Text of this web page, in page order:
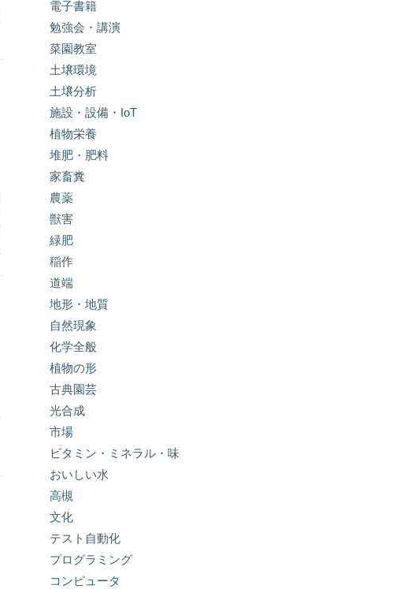
電子書籍
勉強会・講演
菜園教室
土壌環境
土壌分析
施設・設備・IoT
植物栄養
堆肥・肥料
家畜糞
農薬
獣害
緑肥
稲作
道端
地形・地質
自然現象
化学全般
植物の形
古典園芸
光合成
市場
ビタミン・ミネラル・味
おいしい水
高槻
文化
テスト自動化
プログラミング
コンピュータ